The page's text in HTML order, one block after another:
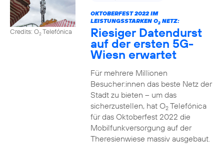
Credits: O2Telefónica
OKTOBERFEST 2022 IM
LEISTUNGSSTARKEN O2NETZ:
Riesiger Datendurst
auf der ersten 5G-
Wiesn erwartet
Für mehrere Millionen
Besucher:innen das beste Netz der
Stadt zu bieten – um das
sicherzustellen, hat O2Telefónica
für das Oktoberfest 2022 die
Mobilfunkversorgung auf der
Theresienwiese massiv ausgebaut.